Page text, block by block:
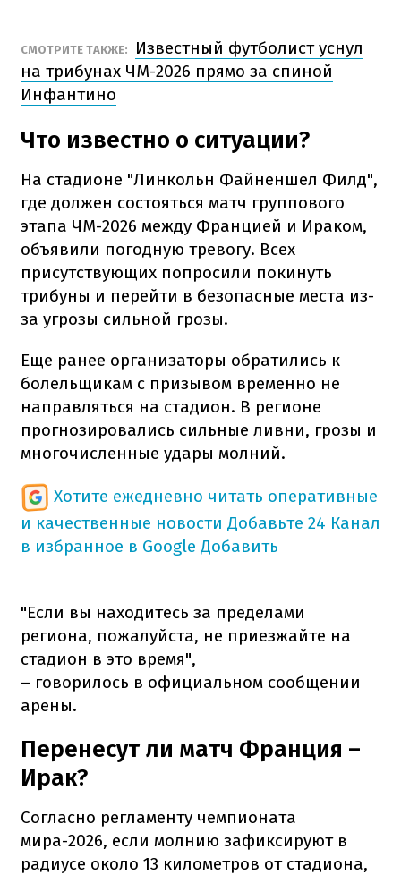
СМОТРИТЕ ТАКЖЕ:
Известный футболист уснул
на трибунах ЧМ-2026 прямо за спиной
Инфантино
Что известно о ситуации?
На стадионе "Линкольн Файненшел Филд",
где должен состояться матч группового
этапа ЧМ-2026 между Францией и Ираком,
объявили погодную тревогу. Всех
присутствующих попросили покинуть
трибуны и перейти в безопасные места из-
за угрозы сильной грозы.
Еще ранее организаторы обратились к
болельщикам с призывом временно не
направляться на стадион. В регионе
прогнозировались сильные ливни, грозы и
многочисленные удары молний.
Хотите ежедневно читать оперативные
и качественные новости Добавьте 24 Канал
в избранное в Google Добавить
"Если вы находитесь за пределами
региона, пожалуйста, не приезжайте на
стадион в это время",
– говорилось в официальном сообщении
арены.
Перенесут ли матч Франция –
Ирак?
Согласно регламенту чемпионата
мира-2026, если молнию зафиксируют в
радиусе около 13 километров от стадиона,